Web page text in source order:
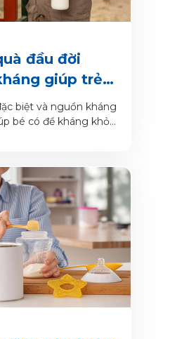
đầu đời
giúp trẻ
biệt và nguồn kháng
bé có đề kháng khỏe